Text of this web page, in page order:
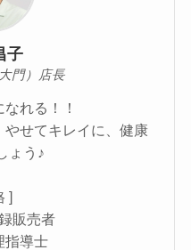
子
門）店長
れる！！
せてキレイに、健康
ょう♪
]
販売者
指導士